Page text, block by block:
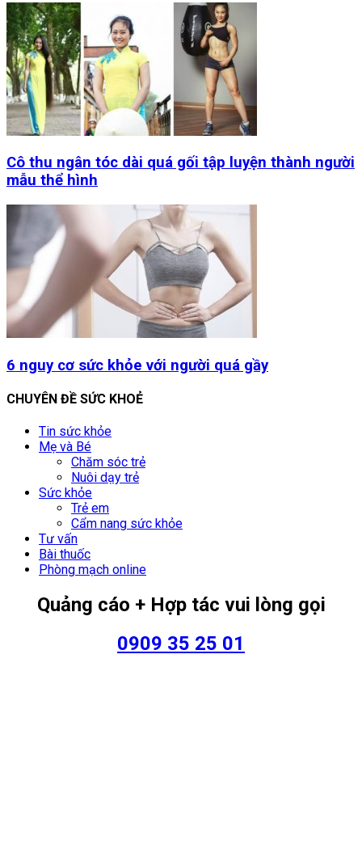
Cô thu ngân tóc dài quá gối tập luyện thành người
mẫu thể hình
6 nguy cơ sức khỏe với người quá gầy
CHUYÊN ĐỀ SỨC KHOẺ
Tin sức khỏe
Mẹ và Bé
Chăm sóc trẻ
Nuôi dạy trẻ
Sức khỏe
Trẻ em
Cẩm nang sức khỏe
Tư vấn
Bài thuốc
Phòng mạch online
Quảng cáo + Hợp tác vui lòng gọi
0909 35 25 01